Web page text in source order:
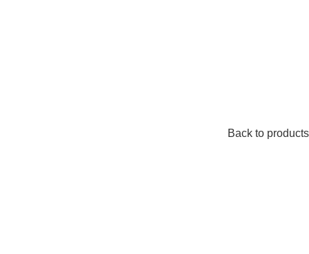
Back to products